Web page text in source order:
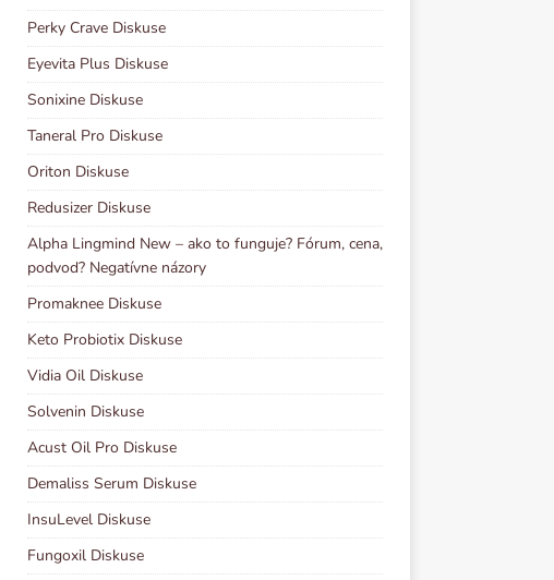
Perky Crave Diskuse
Eyevita Plus Diskuse
Sonixine Diskuse
Taneral Pro Diskuse
Oriton Diskuse
Redusizer Diskuse
Alpha Lingmind New – ako to funguje? Fórum, cena,
podvod? Negatívne názory
Promaknee Diskuse
Keto Probiotix Diskuse
Vidia Oil Diskuse
Solvenin Diskuse
Acust Oil Pro Diskuse
Demaliss Serum Diskuse
InsuLevel Diskuse
Fungoxil Diskuse